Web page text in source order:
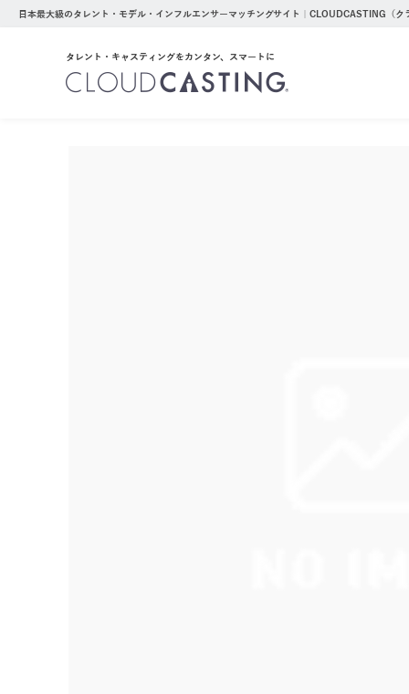
日本最大級のタレント・モデル・インフルエンサーマッチングサイト｜CLOUDCASTING（ク
タレント・キャスティングをカンタン、スマートに